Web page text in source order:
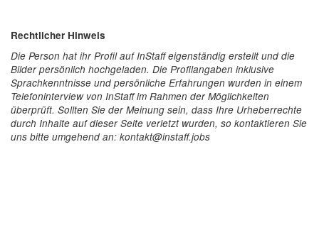
Rechtlicher Hinweis
Die Person hat ihr Profil auf InStaff eigenständig erstellt und die
Bilder persönlich hochgeladen. Die Profilangaben inklusive
Sprachkenntnisse und persönliche Erfahrungen wurden in einem
Telefoninterview von InStaff im Rahmen der Möglichkeiten
überprüft. Sollten Sie der Meinung sein, dass Ihre Urheberrechte
durch Inhalte auf dieser Seite verletzt wurden, so kontaktieren Sie
uns bitte umgehend an: kontakt@instaff.jobs